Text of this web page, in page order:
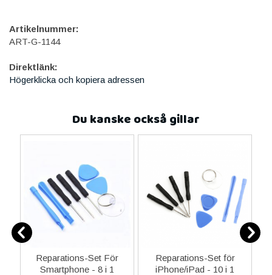
Artikelnummer:
ART-G-1144
Direktlänk:
Högerklicka och kopiera adressen
Du kanske också gillar
Reparations-Set För
Smartphone - 8 i 1
Reparations-Set för
iPhone/iPad - 10 i 1